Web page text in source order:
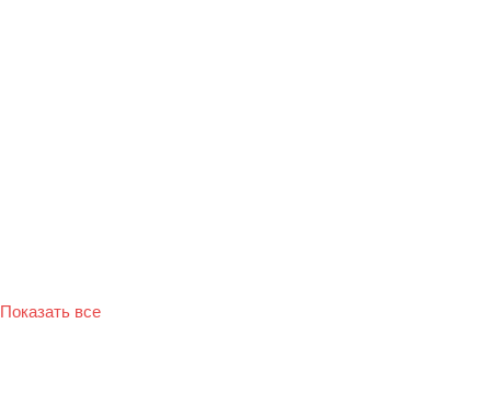
Показать все